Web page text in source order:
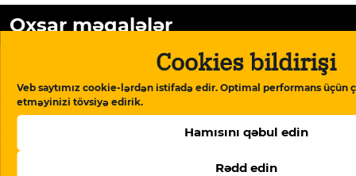
Cookies bildirişi
Veb saytımız cookie-lərdən istifadə edir. Optimal performans üçün
etməyinizi tövsiyə edirik.
Hamısını qəbul edin
Rədd edin
Oxşar məqalələr